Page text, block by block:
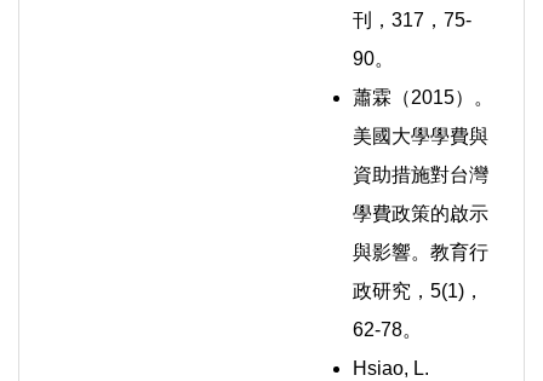
刊，317，75-
90。
蕭霖（2015）。
美國大學學費與
資助措施對台灣
學費政策的啟示
與影響。教育行
政研究，5(1)，
62-78。
Hsiao, L.